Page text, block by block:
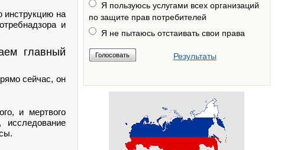
инструкцию на
и
главный
сейчас, он
и мертвого
исследование
Я пользуюсь услугами всех организаций
по защите прав потребителей
Я не пытаюсь отстаивать свои права
Результаты